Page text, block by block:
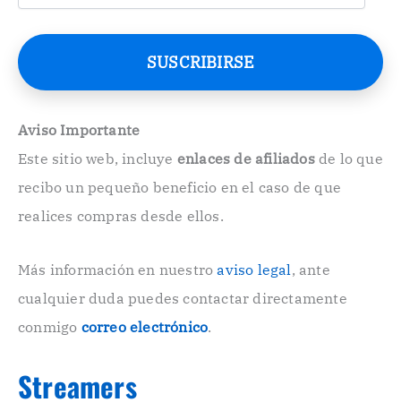
e
o
e
t
ó
n
o
.
SUSCRIBIRSE
Aviso Importante
Este sitio web, incluye enlaces de afiliadosde lo que
recibo un pequeño beneficio en el caso de que
realices compras desde ellos.
Más información en nuestroaviso legal , ante
cualquier duda puedes contactar directamente
conmigo correo electrónico.
Streamers